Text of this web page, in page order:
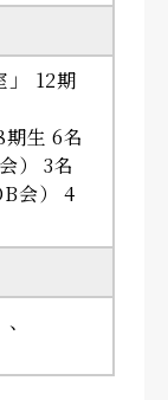
」 12期
生 6名
） 3名
会） 4